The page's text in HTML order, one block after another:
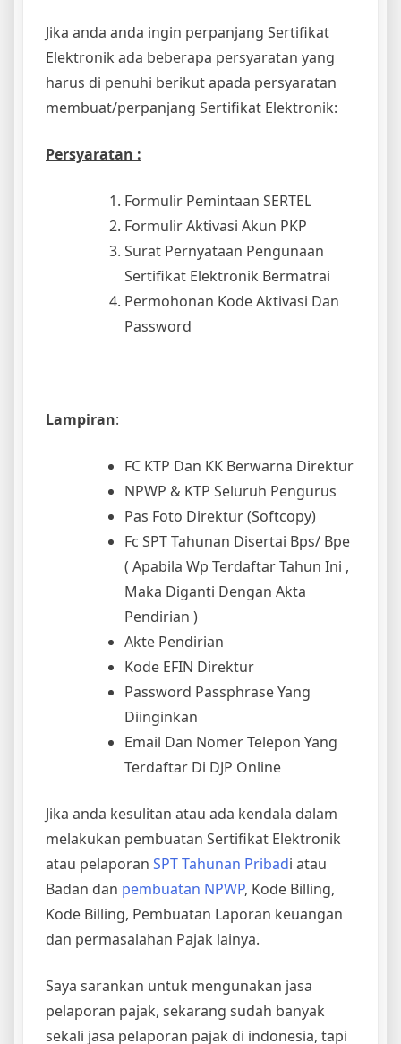
Jika anda anda ingin perpanjang Sertifikat
Elektronik ada beberapa persyaratan yang
harus di penuhi berikut apada persyaratan
membuat/perpanjang Sertifikat Elektronik:
Persyaratan :
Formulir Pemintaan SERTEL
Formulir Aktivasi Akun PKP
Surat Pernyataan Pengunaan
Sertifikat Elektronik Bermatrai
Permohonan Kode Aktivasi Dan
Password
Lampiran:
FC KTP Dan KK Berwarna Direktur
NPWP & KTP Seluruh Pengurus
Pas Foto Direktur (Softcopy)
Fc SPT Tahunan Disertai Bps/ Bpe
( Apabila Wp Terdaftar Tahun Ini ,
Maka Diganti Dengan Akta
Pendirian )
Akte Pendirian
Kode EFIN Direktur
Password Passphrase Yang
Diinginkan
Email Dan Nomer Telepon Yang
Terdaftar Di DJP Online
Jika anda kesulitan atau ada kendala dalam
melakukan pembuatan Sertifikat Elektronik
atau pelaporan SPT Tahunan Pribadi atau
Badan dan pembuatan NPWP, Kode Billing,
Kode Billing, Pembuatan Laporan keuangan
dan permasalahan Pajak lainya.
Saya sarankan untuk mengunakan jasa
pelaporan pajak, sekarang sudah banyak
sekali jasa pelaporan pajak di indonesia, tapi